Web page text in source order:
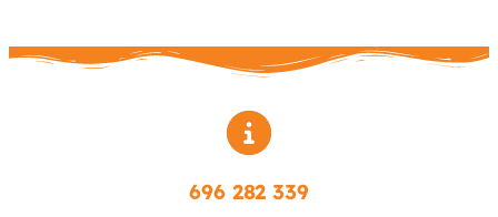
696 282 339